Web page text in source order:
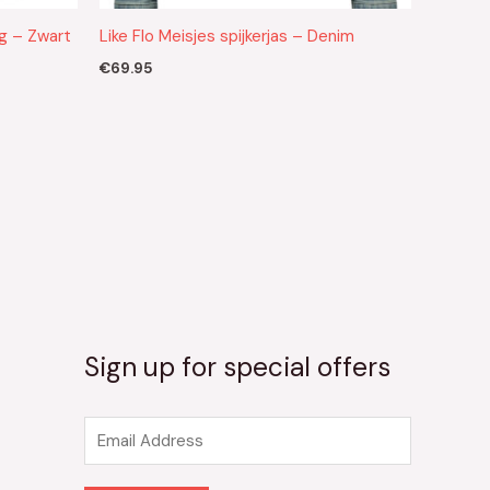
– Zwart Like Flo Meisjes spijkerjas – Denim
€69.95
Sign up for special offers
m